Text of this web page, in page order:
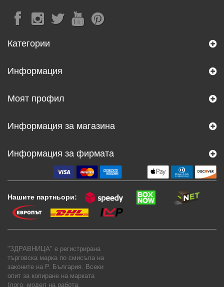
Категории
Информация
Моят профил
Информация за магазина
Информация за фирмата
Нашите партньори:
"ЗДРАВНИЦА" е регистрирана
търговска марка по смисъла на
законите на Р. България. Всеки
опит за копиране на марката
(лого, модел на работа,